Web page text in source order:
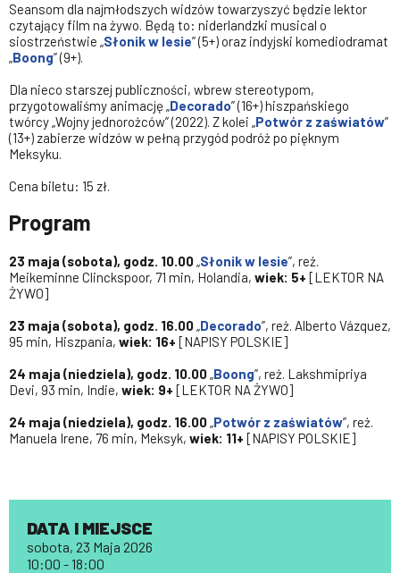
Seansom dla najmłodszych widzów towarzyszyć będzie lektor
czytający film na żywo. Będą to: niderlandzki musical o
siostrzeństwie „Słonik w lesie” (5+) oraz indyjski komediodramat
„Boong” (9+).
Dla nieco starszej publiczności, wbrew stereotypom,
przygotowaliśmy animację „Decorado” (16+) hiszpańskiego
twórcy „Wojny jednorożców” (2022). Z kolei „Potwór z zaświatów”
(13+) zabierze widzów w pełną przygód podróż po pięknym
Meksyku.
Cena biletu: 15 zł.
Program
23 maja (sobota), godz. 10.00„Słonik w lesie”, reż.
Meikeminne Clinckspoor, 71 min, Holandia, wiek: 5+ [LEKTOR NA
ŻYWO]
23 maja (sobota), godz. 16.00„Decorado”, reż. Alberto Vázquez,
95 min, Hiszpania, wiek: 16+ [NAPISY POLSKIE]
24 maja (niedziela), godz. 10.00„Boong”, reż. Lakshmipriya
Devi, 93 min, Indie, wiek: 9+ [LEKTOR NA ŻYWO]
24 maja (niedziela), godz. 16.00„Potwór z zaświatów”, reż.
Manuela Irene, 76 min, Meksyk, wiek: 11+ [NAPISY POLSKIE]
DATA I MIEJSCE
sobota, 23 Maja 2026
10:00 - 18:00